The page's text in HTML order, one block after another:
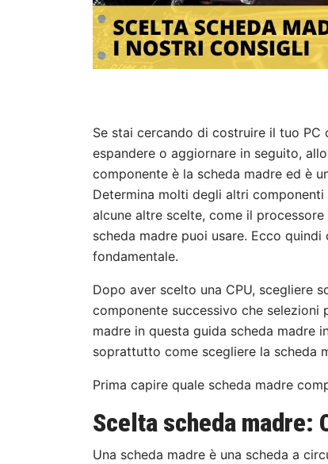
Se stai cercando di costruire il tuo
espandere o aggiornare in seguito,
componente è la scheda madre ed è
Determina molti degli altri
alcune altre scelte, come il
scheda madre puoi usare. Ecco
fondamentale.
Dopo aver scelto una CPU, scegliere
componente successivo che selezioni
madre in questa guida scheda madre
soprattutto come scegliere la scheda
Prima capire quale scheda madre
Scelta scheda madre:
Una scheda madre è una scheda a